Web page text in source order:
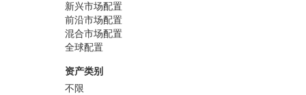
新兴市场配置
前沿市场配置
混合市场配置
全球配置
资产类别
不限